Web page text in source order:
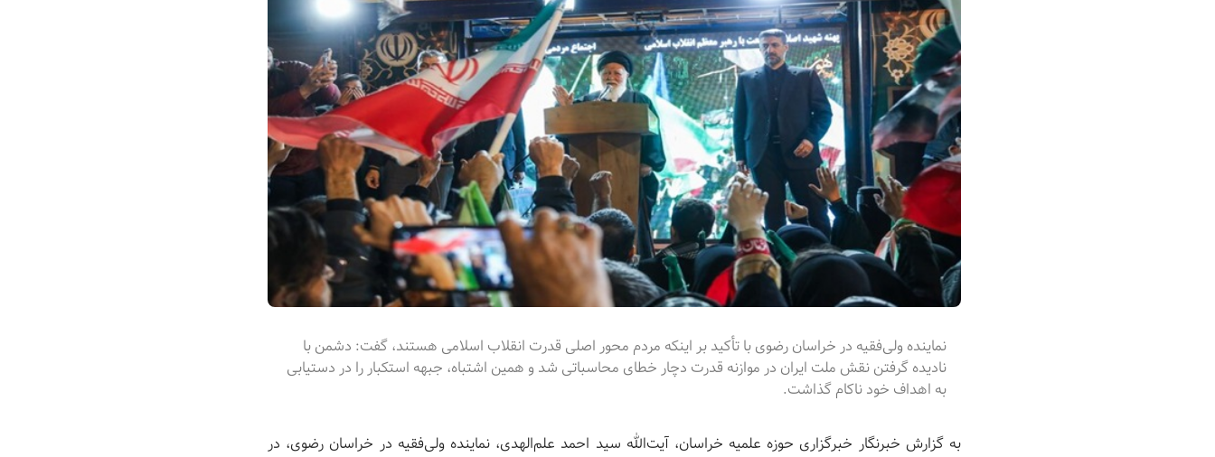
نماینده ولی‌فقیه در خراسان رضوی با تأکید بر اینکه مردم محور اصلی قدرت انقلاب اسلامی هستند، گفت: دشمن با
نادیده گرفتن نقش ملت ایران در موازنه قدرت دچار خطای محاسباتی شد و همین اشتباه، جبهه استکبار را در دستیابی
به اهداف خود ناکام گذاشت.
به گزارش خبرنگار خبرگزاری حوزه علمیه خراسان، آیت‌الله سید احمد علم‌الهدی، نماینده ولی‌فقیه در خراسان رضوی، در